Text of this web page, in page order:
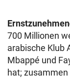
700 Millionen
arabische Klub
Mbappé und
hat;